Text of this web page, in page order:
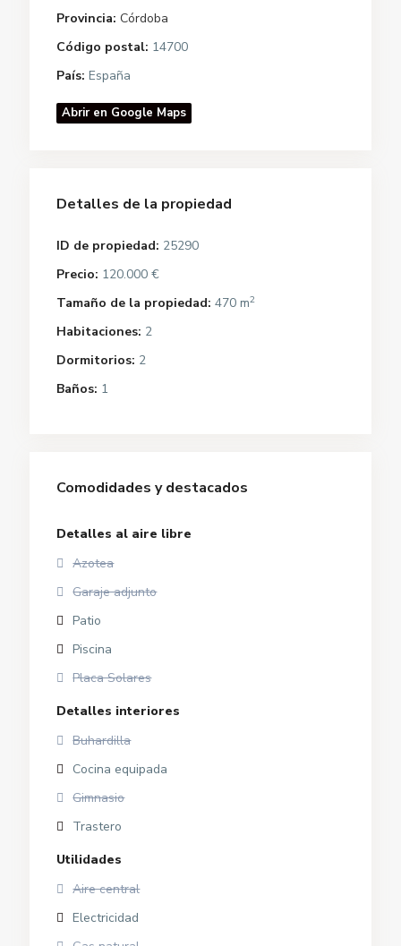
Provincia: Córdoba
Código postal: 14700
País: España
Abrir en Google Maps
Detalles de la propiedad
ID de propiedad: 25290
Precio: 120.000 €
Tamaño de la propiedad: 470 m2
Habitaciones: 2
Dormitorios: 2
Baños: 1
Comodidades y destacados
Detalles al aire libre
Azotea
Garaje adjunto
Patio
Piscina
Placa Solares
Detalles interiores
Buhardilla
Cocina equipada
Gimnasio
Trastero
Utilidades
Aire central
Electricidad